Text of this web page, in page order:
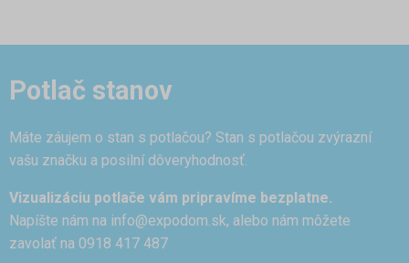
Potlač stanov
Máte záujem o stan s potlačou? Stan s potlačou zvýrazní
vašu značku a posilní dôveryhodnosť.
Vizualizáciu potlače vám pripravíme bezplatne.
Napíšte nám na info@expodom.sk, alebo nám môžete
zavolať na 0918 417 487